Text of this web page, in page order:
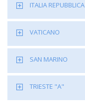
ITALIA REPUBBLICA
VATICANO
SAN MARINO
TRIESTE "A"